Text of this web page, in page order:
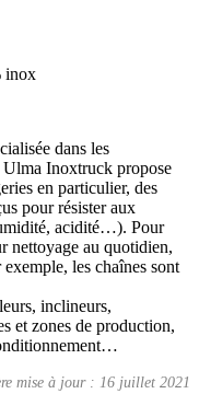
inox
dans les
Inoxtruck propose
en particulier, des
pour résister aux
acidité…). Pour
nettoyage au quotidien,
les chaînes sont
inclineurs,
et zones de production,
mise à jour : 16 juillet 2021